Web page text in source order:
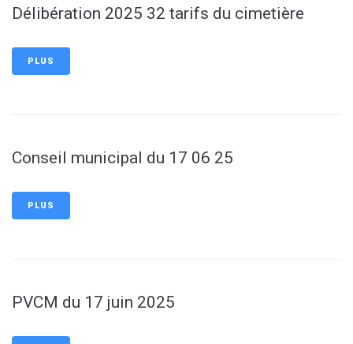
Délibération 2025 32 tarifs du cimetière
PLUS
Conseil municipal du 17 06 25
PLUS
PVCM du 17 juin 2025